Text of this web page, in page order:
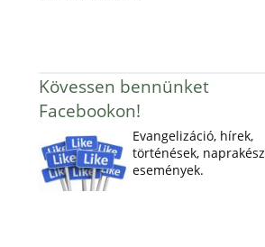
Kövessen bennünket
Facebookon!
Evangelizáció, hírek,
történések, naprakész
események.